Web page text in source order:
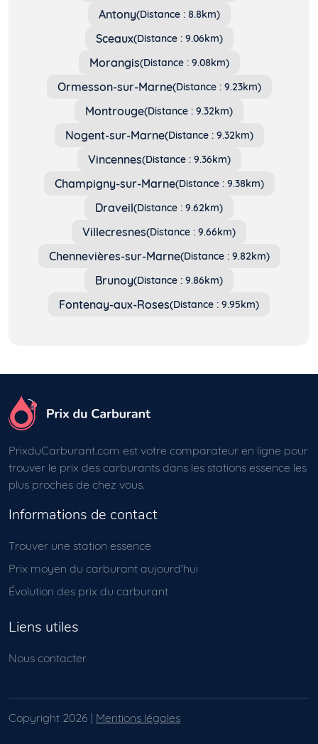
Antony(Distance : 8.8km)
Sceaux(Distance : 9.06km)
Morangis(Distance : 9.08km)
Ormesson-sur-Marne(Distance : 9.23km)
Montrouge(Distance : 9.32km)
Nogent-sur-Marne(Distance : 9.32km)
Vincennes(Distance : 9.36km)
Champigny-sur-Marne(Distance : 9.38km)
Draveil(Distance : 9.62km)
Villecresnes(Distance : 9.66km)
Chennevières-sur-Marne(Distance : 9.82km)
Brunoy(Distance : 9.86km)
Fontenay-aux-Roses(Distance : 9.95km)
PrixduCarburant.com est votre comparateur en ligne pour
trouver le prix des carburants dans les stations essence les
plus proches de chez vous.
Informations de contact
Trouver une station essence
Prix moyen du carburant aujourd'hui
Évolution des prix du carburant
Liens utiles
Nous contacter
Copyright 2026 | Mentions légales